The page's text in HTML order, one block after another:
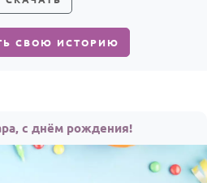
СВОЮ ИСТОРИЮ
с днём рождения!